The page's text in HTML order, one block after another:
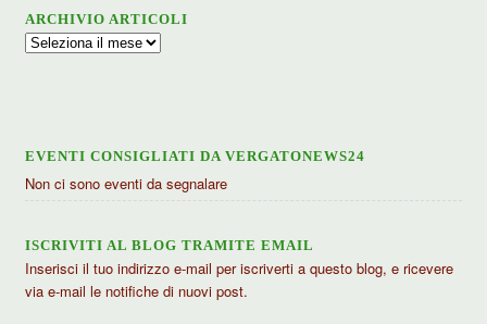
ARCHIVIO ARTICOLI
Archivio
EVENTI CONSIGLIATI DA VERGATONEWS24
Non ci sono eventi da segnalare
ISCRIVITI AL BLOG TRAMITE EMAIL
Inserisci il tuo indirizzo e-mail per iscriverti a questo blog, e ricevere
via e-mail le notifiche di nuovi post.